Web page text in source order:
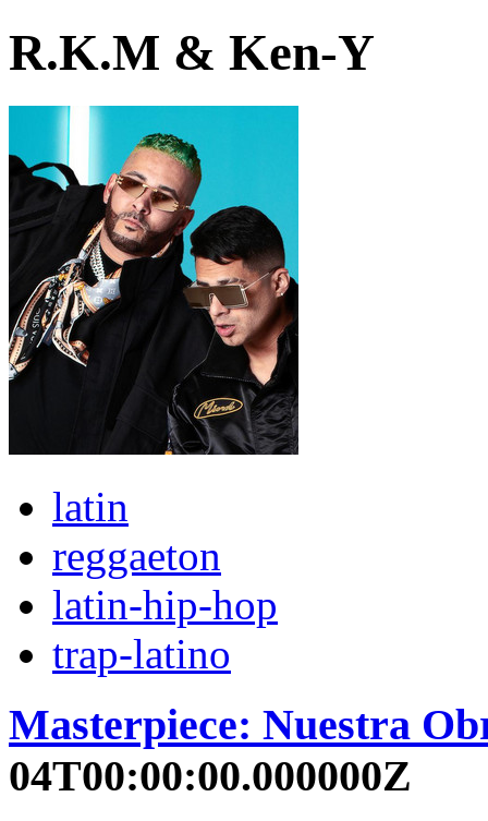
R.K.M & Ken-Y
latin
reggaeton
latin-hip-hop
trap-latino
Masterpiece: Nuestra
04T00:00:00.000000Z